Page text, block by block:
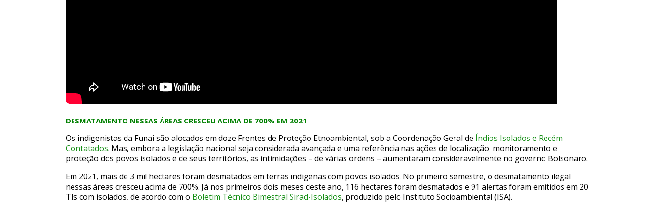
DESMATAMENTO NESSAS ÁREAS CRESCEU ACIMA DE 700% EM 2021
Os indigenistas da Funai são alocados em doze Frentes de Proteção Etnoambiental, sob a Coordenação Geral de Índios Isolados e Recém
Contatados. Mas, embora a legislação nacional seja considerada avançada e uma referência nas ações de localização, monitoramento e
proteção dos povos isolados e de seus territórios, as intimidações – de várias ordens – aumentaram consideravelmente no governo Bolsonaro.
Em 2021, mais de 3 mil hectares foram desmatados em terras indígenas com povos isolados. No primeiro semestre, o desmatamento ilegal
nessas áreas cresceu acima de 700%. Já nos primeiros dois meses deste ano, 116 hectares foram desmatados e 91 alertas foram emitidos em 20
TIs com isolados, de acordo com o Boletim Técnico Bimestral Sirad-Isolados, produzido pelo Instituto Socioambiental (ISA).